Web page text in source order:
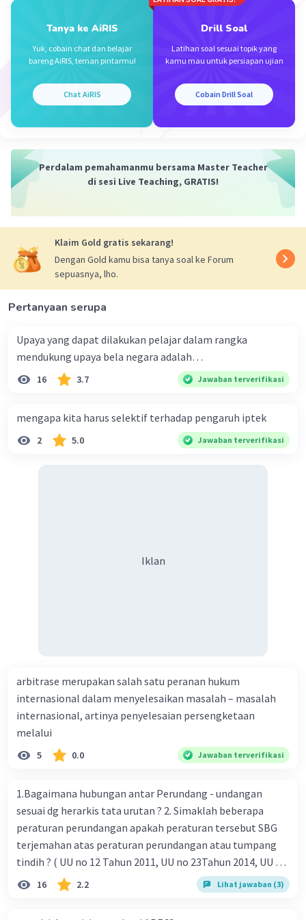
Tanya ke AiRIS
Yuk, cobain chat dan belajar
bareng AiRIS, teman pintarmu!
Chat AiRIS
Drill Soal
Latihan soal sesuai topik yang
kamu mau untuk persiapan ujian
Cobain Drill Soal
Perdalam pemahamanmu bersama Master Teacher
di sesi Live Teaching, GRATIS!
Klaim Gold gratis sekarang!
Dengan Gold kamu bisa tanya soal ke Forum
sepuasnya, lho.
Pertanyaan serupa
Upaya yang dapat dilakukan pelajar dalam rangka
mendukung upaya bela negara adalah…
16 3.7 Jawaban terverifikasi
mengapa kita harus selektif terhadap pengaruh iptek
2 5.0 Jawaban terverifikasi
Iklan
arbitrase merupakan salah satu peranan hukum
internasional dalam menyelesaikan masalah – masalah
internasional, artinya penyelesaian persengketaan
melalui
5 0.0 Jawaban terverifikasi
1.Bagaimana hubungan antar Perundang - undangan
sesuai dg herarkis tata urutan ? 2. Simaklah beberapa
peraturan perundangan apakah peraturan tersebut SBG
terjemahan atas peraturan perundangan atau tumpang
tindih ? ( UU no 12 Tahun 2011, UU no 23Tahun 2014, UU No
25 Tahun 2004 ) 3 . Tuliskan peraturan perundangan yg di
undangkan atas perintah TAP MPR NO I / MPR/ 2003
16 2.2 Lihat jawaban (3)